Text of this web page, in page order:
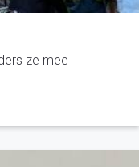
ze mee